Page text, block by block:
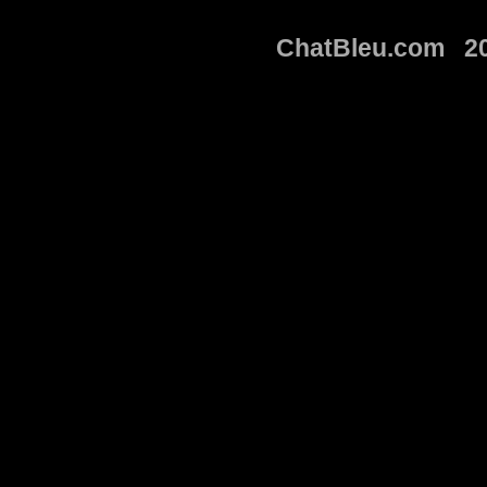
ChatBleu.com